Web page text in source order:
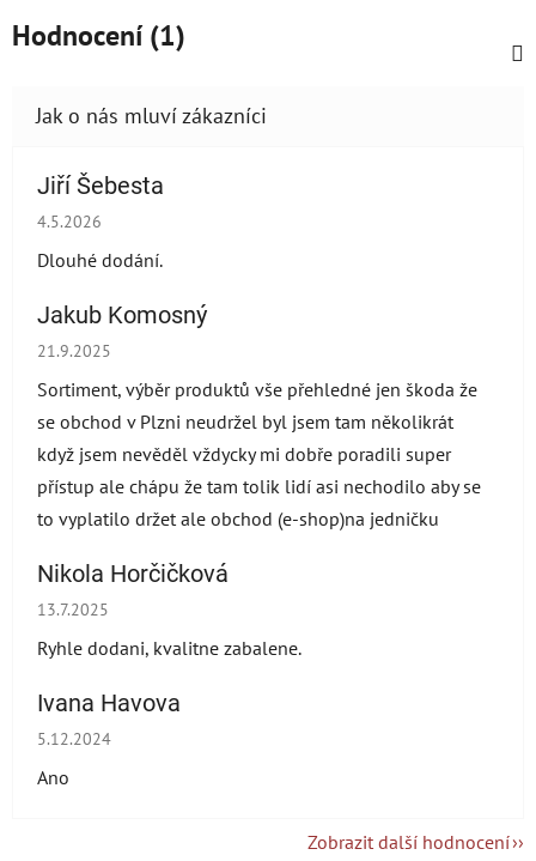
Hodnocení (1)
Jiří Šebesta
Hodnocení obchodu je 2 z 5 hvězdiček.
4.5.2026
Dlouhé dodání.
Jakub Komosný
Hodnocení obchodu je 5 z 5 hvězdiček.
21.9.2025
Sortiment, výběr produktů vše přehledné jen škoda že
se obchod v Plzni neudržel byl jsem tam několikrát
když jsem nevěděl vždycky mi dobře poradili super
přístup ale chápu že tam tolik lidí asi nechodilo aby se
to vyplatilo držet ale obchod (e-shop)na jedničku
Nikola Horčičková
Hodnocení obchodu je 5 z 5 hvězdiček.
13.7.2025
Ryhle dodani, kvalitne zabalene.
Ivana Havova
Hodnocení obchodu je 5 z 5 hvězdiček.
5.12.2024
Ano
Zobrazit další hodnocení